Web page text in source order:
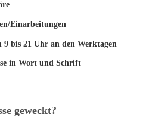
Einarbeitungen
9 bis 21 Uhr an den Werktagen
in Wort und Schrift
geweckt?